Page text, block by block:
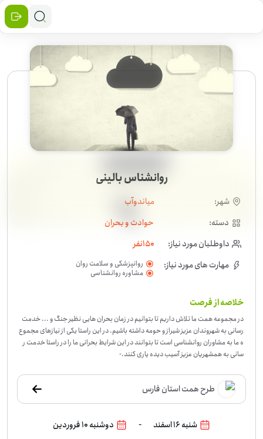
روانشناس بالینی
شهر:
میاندوآب
دسته:
حوادث و بحران
داوطلبان مورد نیاز:
150نفر
مهارت های مورد نیاز:
روانپزشکی و سلامت روان
مشاوره روانشناسی
خلاصه از فرصت
در مجموعه همت ما تلاش داریم تا بتوانیم در زمان بحران هایی نظیر جنگ و ... خدمت
رسانی به شهروندان عزیز شیراز و حومه داشته باشیم. در این راستا یکی از نیازهای مجموع
ه ما به مشاوران روانشناسی است تا بتوانند در این شرایط بحرانی ما را در راستا خدمت ر
سانی به همشهریان عزیز آسیب دیده یاری کنند.-
طرح همت استان فارس
شنبه 16 اسفند - دوشنبه 10 فروردین